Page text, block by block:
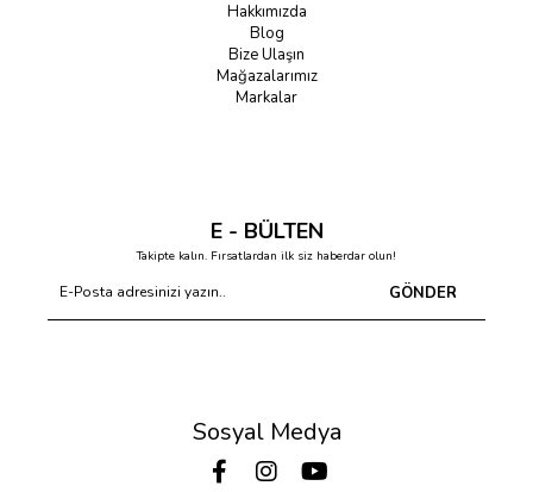
Hakkımızda
Blog
Bize Ulaşın
Mağazalarımız
Markalar
E - BÜLTEN
Takipte kalın. Fırsatlardan ilk siz haberdar olun!
GÖNDER
Sosyal Medya